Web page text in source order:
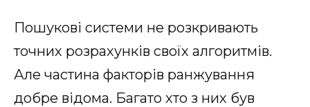
Пошукові системи не розкривають
точних розрахунків своїх алгоритмів.
Але частина факторів ранжування
добре відома. Багато хто з них був